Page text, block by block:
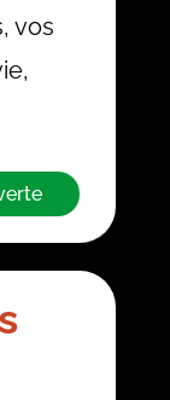
vos